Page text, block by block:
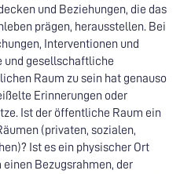
und Beziehungen, die das
prägen, herausstellen. Bei
Interventionen und
und gesellschaftliche
Raum zu sein hat genauso
Erinnerungen oder
Ist der öffentliche Raum ein
(privaten, sozialen,
Ist es ein physischer Ort
Bezugsrahmen, der